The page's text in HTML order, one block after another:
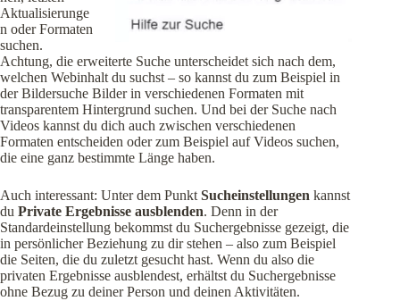
Aktualisierunge
n oder Formaten
suchen.
Achtung, die erweiterte Suche unterscheidet sich nach dem,
welchen Webinhalt du suchst – so kannst du zum Beispiel in
der Bildersuche Bilder in verschiedenen Formaten mit
transparentem Hintergrund suchen. Und bei der Suche nach
Videos kannst du dich auch zwischen verschiedenen
Formaten entscheiden oder zum Beispiel auf Videos suchen,
die eine ganz bestimmte Länge haben.
Auch interessant: Unter dem Punkt Sucheinstellungen kannst
du Private Ergebnisse ausblenden. Denn in der
Standardeinstellung bekommst du Suchergebnisse gezeigt, die
in persönlicher Beziehung zu dir stehen – also zum Beispiel
die Seiten, die du zuletzt gesucht hast. Wenn du also die
privaten Ergebnisse ausblendest, erhältst du Suchergebnisse
ohne Bezug zu deiner Person und deinen Aktivitäten.